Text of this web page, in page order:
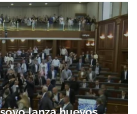
lanza huevos